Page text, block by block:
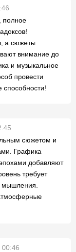
полное
а сюжеты
внимание до
и музыкальное
провести
способности!
сюжетом и
Графика
добавляют
требует
мышления.
00:46